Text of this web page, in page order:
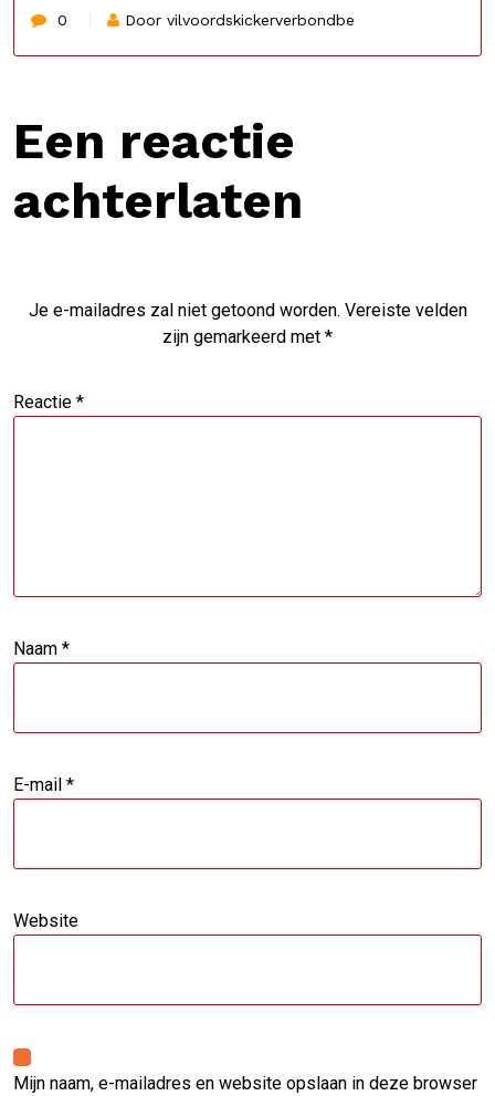
0 Door vilvoordskickerverbondbe
Een reactie
achterlaten
Je e-mailadres zal niet getoond worden. Vereiste velden
zijn gemarkeerd met *
Reactie *
Naam *
E-mail *
Website
Mijn naam, e-mailadres en website opslaan in deze browser